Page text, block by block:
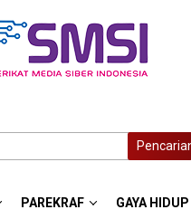
PAREKRAF GAYA HIDUP